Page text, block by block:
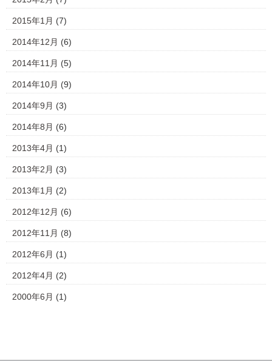
2015年1月 (7)
2014年12月 (6)
2014年11月 (5)
2014年10月 (9)
2014年9月 (3)
2014年8月 (6)
2013年4月 (1)
2013年2月 (3)
2013年1月 (2)
2012年12月 (6)
2012年11月 (8)
2012年6月 (1)
2012年4月 (2)
2000年6月 (1)